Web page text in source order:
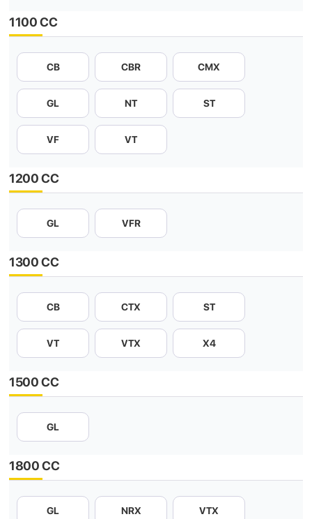
1100 CC
CB CBR CMX
GL NT ST
VF VT
1200 CC
GL VFR
1300 CC
CB CTX ST
VT VTX X4
1500 CC
GL
1800 CC
GL NRX VTX